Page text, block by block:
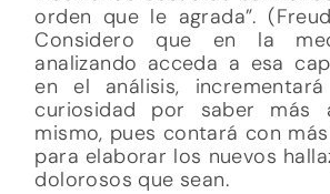
orden que le agrada”.
Considero que en la
analizando acceda a esa
en el análisis,
curiosidad por saber más
mismo, pues contará con
para elaborar los nuevos
dolorosos que sean.